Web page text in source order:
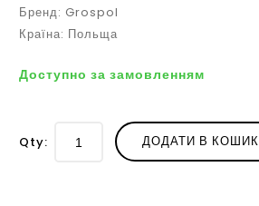
Бренд: Grospol
Країна: Польща
Доступно за замовленням
Qty: ДОДАТИ В КОШИК